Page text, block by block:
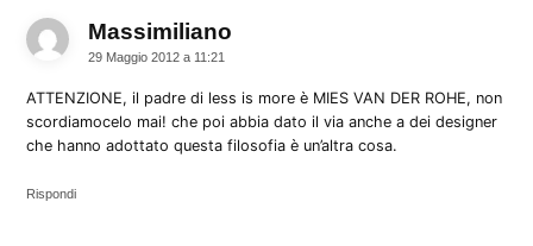
Massimiliano
29 Maggio 2012 a 11:21
ATTENZIONE, il padre di less is more è MIES VAN DER ROHE, non
scordiamocelo mai! che poi abbia dato il via anche a dei designer
che hanno adottato questa filosofia è un’altra cosa.
Rispondi